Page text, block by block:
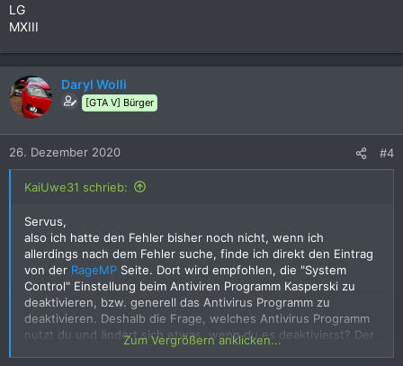
LG
MXIII
Daryl Wolli
[GTA V] Bürger
26. Dezember 2020 #4
KaiUwe31 schrieb:
Servus,
also ich hatte den Fehler bisher noch nicht, wenn ich
allerdings nach dem Fehler suche, finde ich direkt den Eintrag
von der RageMP Seite. Dort wird empfohlen, die "System
Control" Einstellung beim Antiviren Programm Kasperski zu
deaktivieren, bzw. generell das Antivirus Programm zu
deaktivieren. Deshalb die Frage, welches Antivirus Programm
nutzt du und ändert sich etwas, wenn du es deaktivierst? Der
Artikel ist zwar für Rage 1.1, allerdings kannst du es ja trotzdem
Zum Vergrößern anklicken...